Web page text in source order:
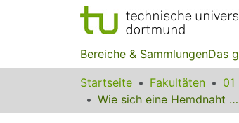
Bereiche & SammlungenDas
Startseite Fakultäten
Wie sich eine Hemdnaht als periodische Folge mittels 3D-Druck mechanisch programmieren lässt